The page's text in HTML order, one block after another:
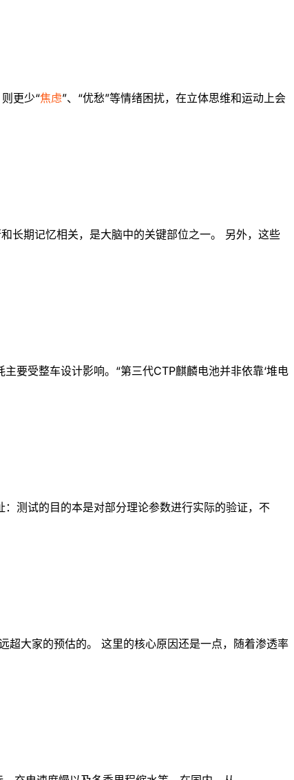
更少“焦虑”、“优愁”等情绪困扰，在立体思维和运动上会
长期记忆相关，是大脑中的关键部位之一。 另外，这些
要受整车设计影响。“第三代CTP麒麟电池并非依靠‘堆电
：测试的目的本是对部分理论参数进行实际的验证，不
超大家的预估的。 这里的核心原因还是一点，随着渗透率